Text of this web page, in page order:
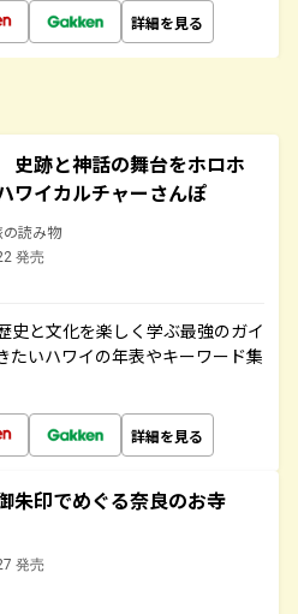
詳細を見る
跡と神話の舞台をホロホ
イカルチャーさんぽ
の読み物
発売
史と文化を楽しく学ぶ最強のガイ
たいハワイの年表やキーワード集
詳細を見る
朱印でめぐる奈良のお寺
発売